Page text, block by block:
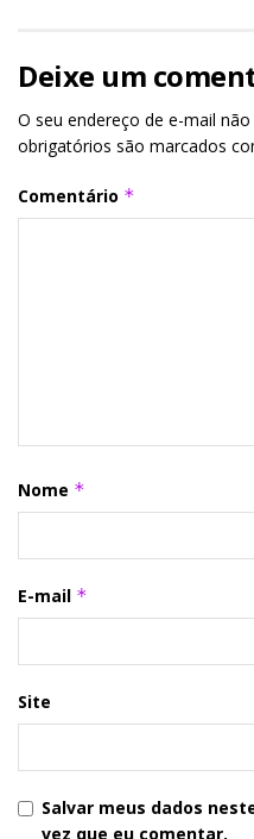
Deixe um
O seu endereço de e-mail
obrigatórios são marcados
Comentário *
Nome *
E-mail *
Site
Salvar meus dados
vez que eu comentar.